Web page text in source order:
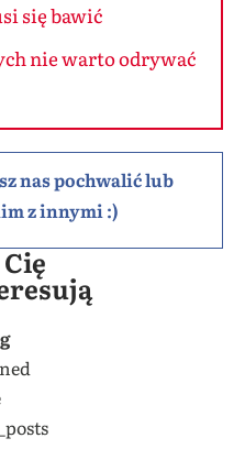
się bawić
nie warto odrywać
nas pochwalić lub
z innymi :)